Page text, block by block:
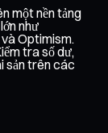
một nền tảng
như
Optimism.
tra số dư,
sản trên các